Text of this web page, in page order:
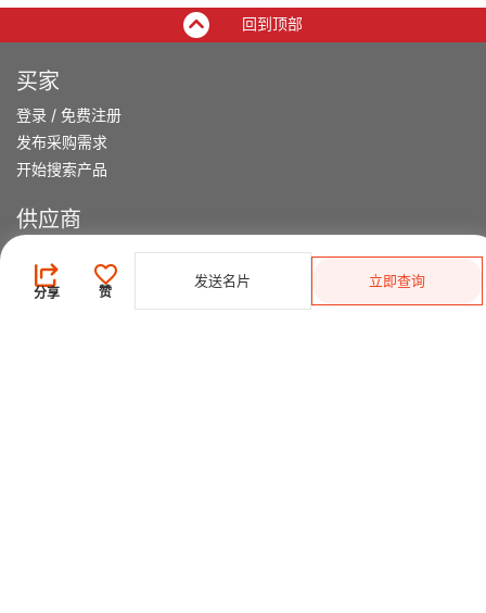
分享 赞
发送名片 立即查询
回到顶部
买家
登录 / 免费注册
发布采购需求
开始搜索产品
供应商
会员级别及权益